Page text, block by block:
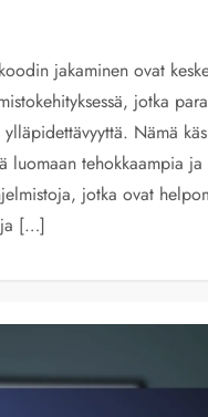
jakaminen ovat
jotka
Nämä
luomaan tehokkaampia ja
jotka ovat
ja […]